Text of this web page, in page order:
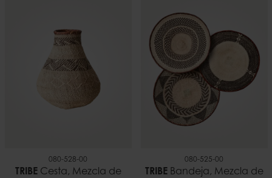
080-528-00
TRIBECesta, Mezcla de
080-525-00
TRIBEBandeja, Mezcla de